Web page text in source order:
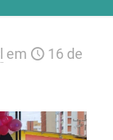
em
16 de